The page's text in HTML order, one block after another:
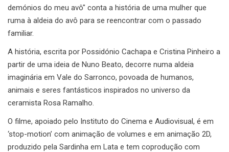
demónios do meu avô" conta a história de uma mulher que
ruma à aldeia do avô para se reencontrar com o passado
familiar.
A história, escrita por Possidónio Cachapa e Cristina Pinheiro a
partir de uma ideia de Nuno Beato, decorre numa aldeia
imaginária em Vale do Sarronco, povoada de humanos,
animais e seres fantásticos inspirados no universo da
ceramista Rosa Ramalho.
O filme, apoiado pelo Instituto do Cinema e Audiovisual, é em
‘stop-motion’ com animação de volumes e em animação 2D,
produzido pela Sardinha em Lata e tem coprodução com